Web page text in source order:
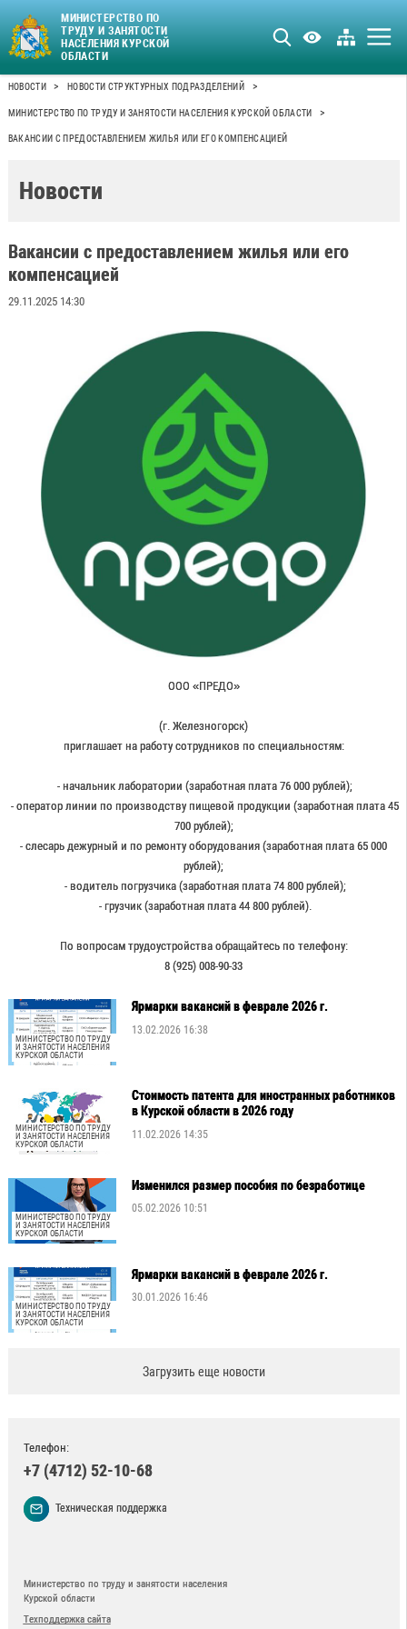
МИНИСТЕРСТВО ПО
ТРУДУ И ЗАНЯТОСТИ
НАСЕЛЕНИЯ КУРСКОЙ
ОБЛАСТИ
НОВОСТИ > НОВОСТИ СТРУКТУРНЫХ ПОДРАЗДЕЛЕНИЙ >
МИНИСТЕРСТВО ПО ТРУДУ И ЗАНЯТОСТИ НАСЕЛЕНИЯ КУРСКОЙ ОБЛАСТИ >
ВАКАНСИИ С ПРЕДОСТАВЛЕНИЕМ ЖИЛЬЯ ИЛИ ЕГО КОМПЕНСАЦИЕЙ
Новости
Вакансии с предоставлением жилья или его
компенсацией
29.11.2025 14:30
ООО «ПРЕДО»
(г. Железногорск)
приглашает на работу сотрудников по специальностям:
- начальник лаборатории (заработная плата 76 000 рублей);
- оператор линии по производству пищевой продукции (заработная плата 45
700 рублей);
- слесарь дежурный и по ремонту оборудования (заработная плата 65 000
рублей);
- водитель погрузчика (заработная плата 74 800 рублей);
- грузчик (заработная плата 44 800 рублей).
По вопросам трудоустройства обращайтесь по телефону:
8 (925) 008-90-33
МИНИСТЕРСТВО ПО ТРУДУ
И ЗАНЯТОСТИ НАСЕЛЕНИЯ
КУРСКОЙ ОБЛАСТИ
Ярмарки вакансий в феврале 2026 г.
13.02.2026 16:38
МИНИСТЕРСТВО ПО ТРУДУ
И ЗАНЯТОСТИ НАСЕЛЕНИЯ
КУРСКОЙ ОБЛАСТИ
Стоимость патента для иностранных работников
в Курской области в 2026 году
11.02.2026 14:35
МИНИСТЕРСТВО ПО ТРУДУ
И ЗАНЯТОСТИ НАСЕЛЕНИЯ
КУРСКОЙ ОБЛАСТИ
Изменился размер пособия по безработице
05.02.2026 10:51
МИНИСТЕРСТВО ПО ТРУДУ
И ЗАНЯТОСТИ НАСЕЛЕНИЯ
КУРСКОЙ ОБЛАСТИ
Ярмарки вакансий в феврале 2026 г.
30.01.2026 16:46
Загрузить еще новости
Телефон:
+7 (4712) 52-10-68
Техническая поддержка
Министерство по труду и занятости населения
Курской области
Техподдержка сайта